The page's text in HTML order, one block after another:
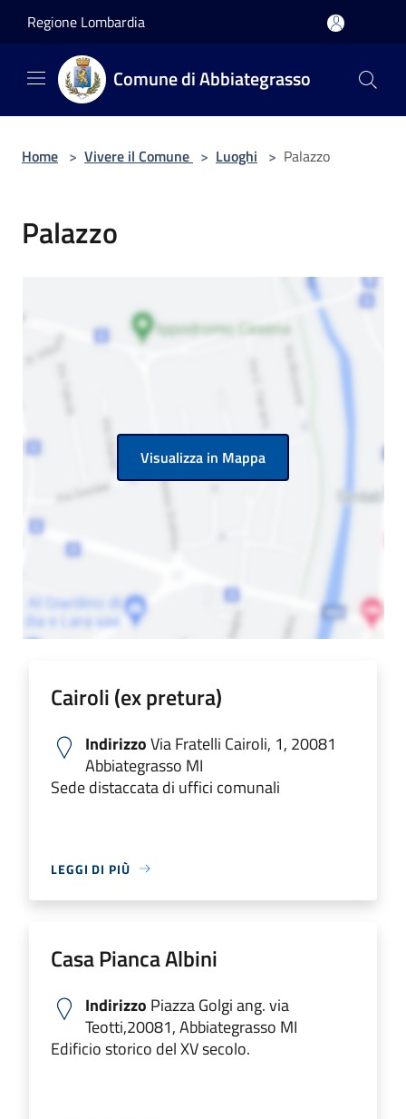
Regione Lombardia
Comune di Abbiategrasso
Home > Vivere il Comune > Luoghi > Palazzo
Palazzo
Visualizza in Mappa
Cairoli (ex pretura)
IndirizzoVia Fratelli Cairoli, 1, 20081
Abbiategrasso MI
Sede distaccata di uffici comunali
LEGGI DI PIÙ
Casa Pianca Albini
Indirizzo Piazza Golgi ang. via
Teotti,20081, Abbiategrasso MI
Edificio storico del XV secolo.